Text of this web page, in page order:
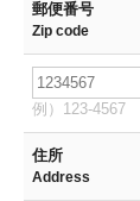
郵便番号
Zip code
例）123-4567
住所
Address